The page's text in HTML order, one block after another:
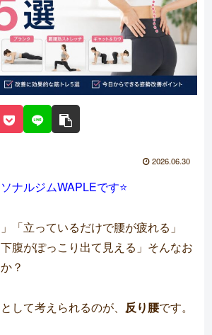
2026.06.30
ナルジムWAPLEです⭐️
「立っているだけで腰が疲れる」
下腹がぽっこり出て見える」そんなお
？
して考えられるのが、 反り腰です。